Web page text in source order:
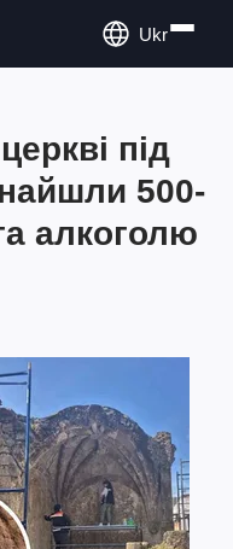
Ukr
під
500-
алкоголю